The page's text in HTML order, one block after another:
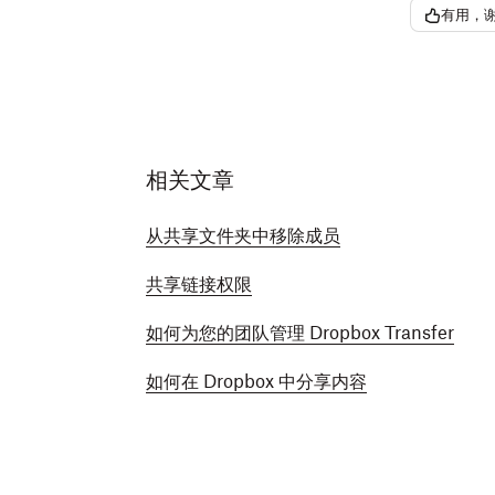
有用，
相关文章
从共享文件夹中移除成员
共享链接权限
如何为您的团队管理 Dropbox Transfer
如何在 Dropbox 中分享内容